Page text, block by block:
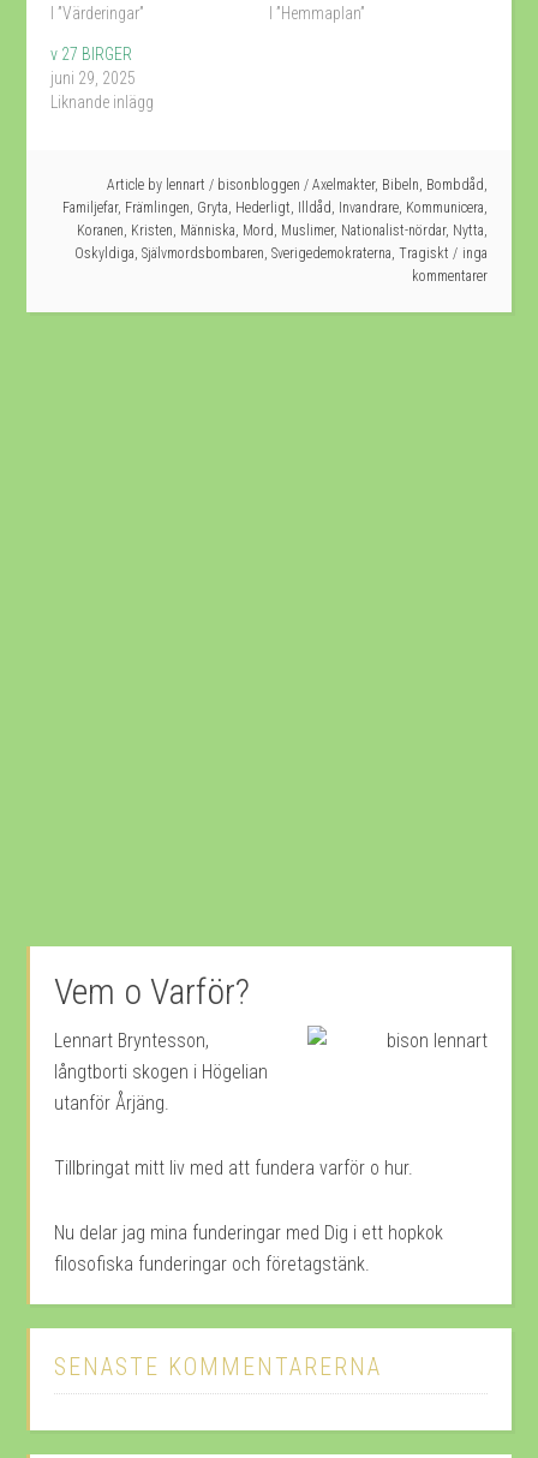
I ”Värderingar”
I ”Hemmaplan”
v 27 BIRGER
juni 29, 2025
Liknande inlägg
Article by lennart / bisonbloggen / Axelmakter, Bibeln, Bombdåd,
Familjefar, Främlingen, Gryta, Hederligt, Illdåd, Invandrare, Kommunicera,
Koranen, Kristen, Människa, Mord, Muslimer, Nationalist-nördar, Nytta,
Oskyldiga, Självmordsbombaren, Sverigedemokraterna, Tragiskt
inga
kommentarer
Vem o Varför?
Lennart Bryntesson,
långtborti skogen i Högelian
utanför Årjäng.
Tillbringat mitt liv med att fundera varför o hur.
Nu delar jag mina funderingar med Dig i ett hopkok
filosofiska funderingar och företagstänk.
SENASTE KOMMENTARERNA